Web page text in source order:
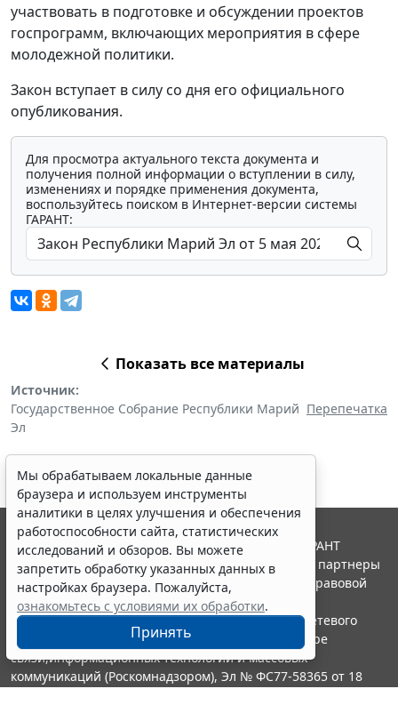
участвовать в подготовке и обсуждении проектов
госпрограмм, включающих мероприятия в сфере
молодежной политики.
Закон вступает в силу со дня его официального
опубликования.
Для просмотра актуального текста документа и
получения полной информации о вступлении в силу,
изменениях и порядке применения документа,
воспользуйтесь поиском в Интернет-версии системы
ГАРАНТ:
Показать все материалы
Источник:
Государственное Собрание Республики Марий
Эл
Перепечатка
Мы обрабатываем локальные данные
браузера и используем инструменты
аналитики в целях улучшения и обеспечения
работоспособности сайта, статистических
исследований и обзоров. Вы можете
запретить обработку указанных данных в
настройках браузера. Пожалуйста,
ознакомьтесь с условиями их обработки.
Принять
© ООО "НПП "ГАРАНТ-СЕРВИС", 2026. Система ГАРАНТ
выпускается с 1990 года. Компания "Гарант" и ее партнеры
являются участниками Российской ассоциации правовой
информации ГАРАНТ.
Портал ГАРАНТ.РУ зарегистрирован в качестве сетевого
издания Федеральной службой по надзору в сфере
связи,информационных технологий и массовых
коммуникаций (Роскомнадзором), Эл № ФС77-58365 от 18